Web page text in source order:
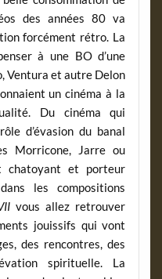
des années 80 va
forcément rétro. La
à une BO d’une
Ventura et autre Delon
un cinéma à la
Du cinéma qui
d’évasion du banal
Morricone, Jarre ou
chatoyant et porteur
les compositions
vous allez retrouver
jouissifs qui vont
des rencontres, des
spirituelle. La